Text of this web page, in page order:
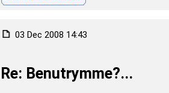
03 Dec 2008 14:43
Re: Benutrymme?...